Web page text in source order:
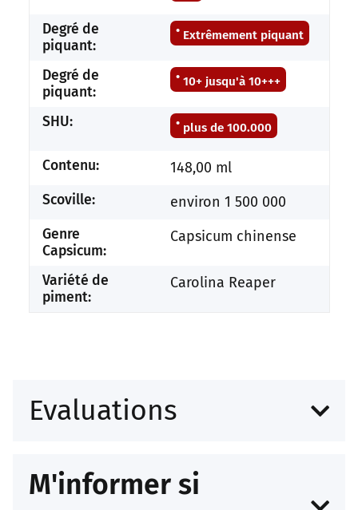
Degré de
piquant:
Extrêmement piquant
Degré de
piquant:
10+ jusqu'à 10+++
SHU: plus de 100.000
Contenu: 148,00 ml
Scoville: environ 1 500 000
Genre
Capsicum:
Capsicum chinense
Variété de
piment:
Carolina Reaper
Evaluations
M'informer si